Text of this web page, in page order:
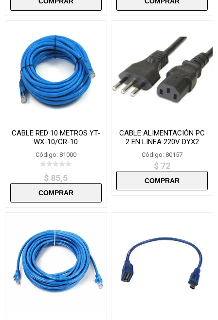
CABLE RED 10 METROS YT-
WX-10/CR-10
Código: 81000
$ 85,5
CABLE ALIMENTACIÓN PC
2 EN LINEA 220V DYX2
Código: 80157
$ 72